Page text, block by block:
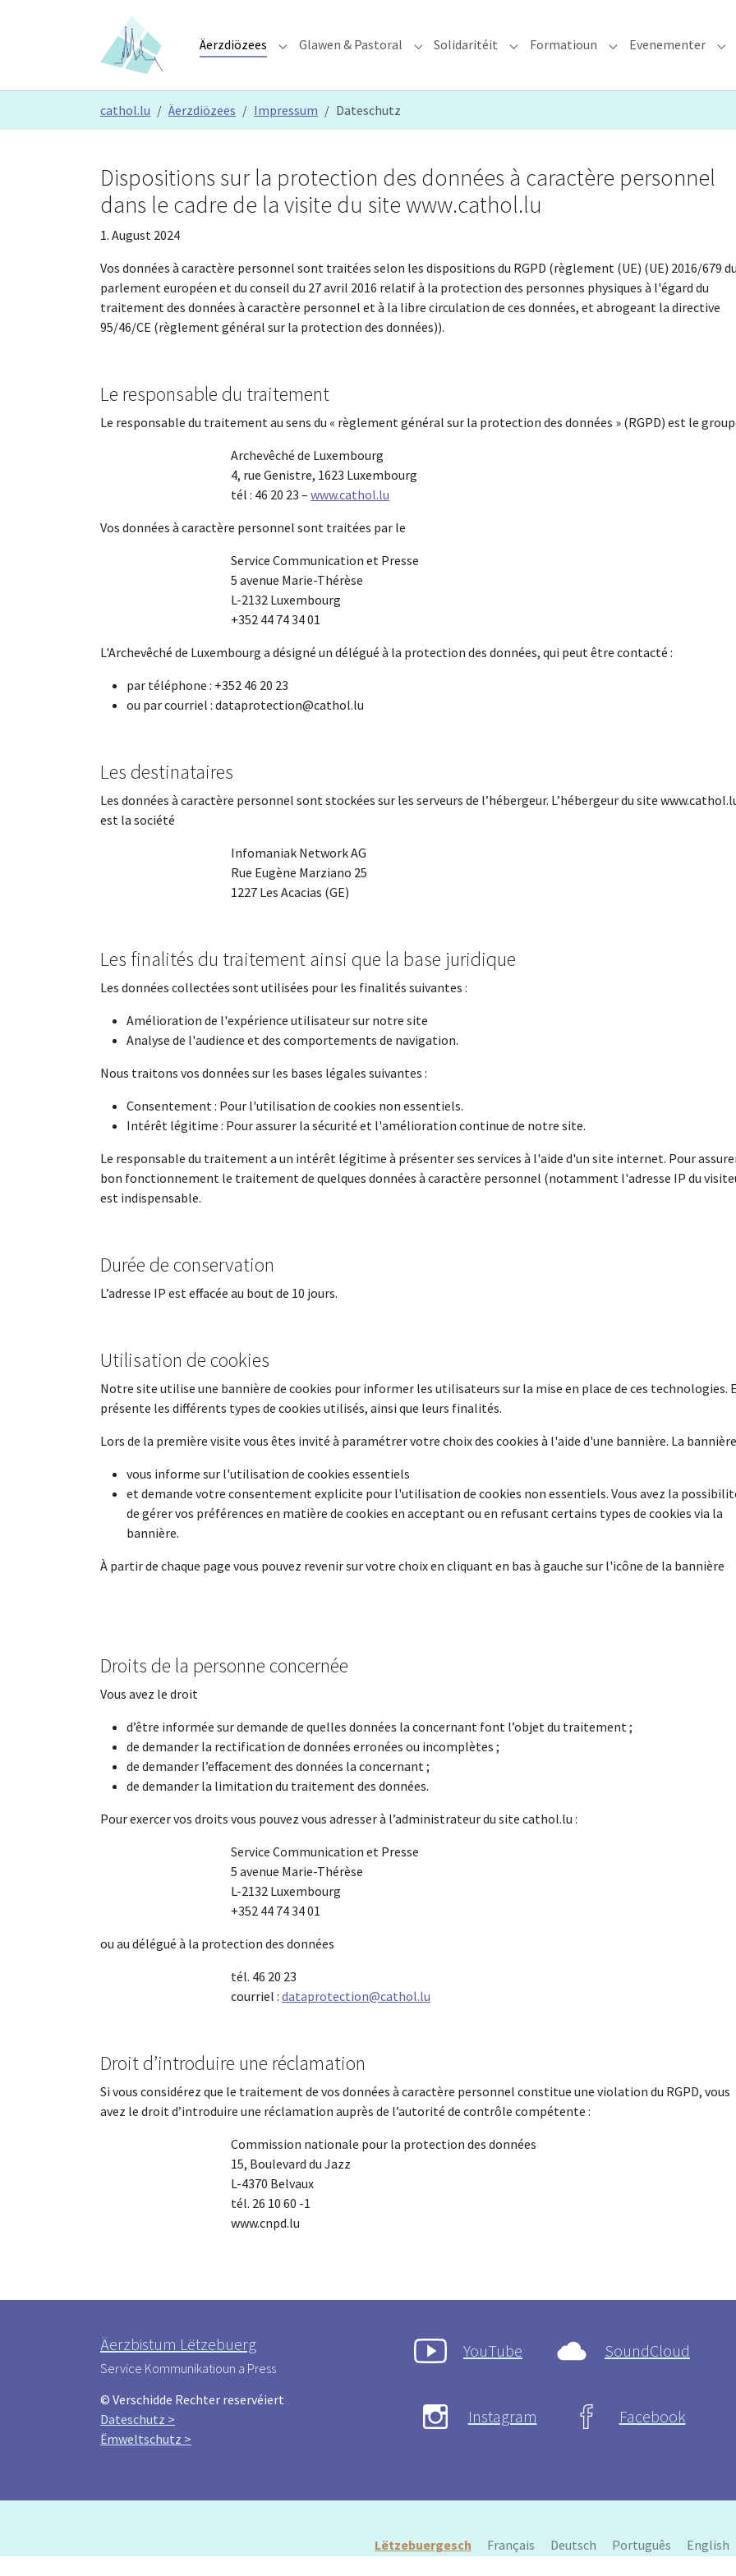
Äerzdiözees Submenu for "Äerzdiözees"
Glawen & Pastoral Submenu for "Glawen & Pastoral"
Solidaritéit Submenu for "Solidaritéit"
Formatioun Submenu for
Evenementer
cathol.lu Äerzdiözees Impressum Dateschutz
Dispositions sur la protection des données à caractère personnel
dans le cadre de la visite du site www.cathol.lu
1. August 2024
Vos données à caractère personnel sont traitées selon les dispositions du RGPD (règlement (UE) (UE) 2016/679
parlement européen et du conseil du 27 avril 2016 relatif à la protection des personnes physiques à l'égard du
traitement des données à caractère personnel et à la libre circulation de ces données, et abrogeant la directive
95/46/CE (règlement général sur la protection des données)).
Le responsable du traitement
Le responsable du traitement au sens du « règlement général sur la protection des données » (RGPD) est le
Archevêché de Luxembourg
4, rue Genistre, 1623 Luxembourg
tél : 46 20 23 – www.cathol.lu
Vos données à caractère personnel sont traitées par le
Service Communication et Presse
5 avenue Marie-Thérèse
L-2132 Luxembourg
+352 44 74 34 01
L'Archevêché de Luxembourg a désigné un délégué à la protection des données, qui peut être contacté :
par téléphone : +352 46 20 23
ou par courriel : dataprotection@cathol.lu
Les destinataires
Les données à caractère personnel sont stockées sur les serveurs de l’hébergeur. L’hébergeur du site
est la société
Infomaniak Network AG
Rue Eugène Marziano 25
1227 Les Acacias (GE)
Les finalités du traitement ainsi que la base juridique
Les données collectées sont utilisées pour les finalités suivantes :
Amélioration de l'expérience utilisateur sur notre site
Analyse de l'audience et des comportements de navigation.
Nous traitons vos données sur les bases légales suivantes :
Consentement : Pour l'utilisation de cookies non essentiels.
Intérêt légitime : Pour assurer la sécurité et l'amélioration continue de notre site.
Le responsable du traitement a un intérêt légitime à présenter ses services à l'aide d'un site internet. Pour
bon fonctionnement le traitement de quelques données à caractère personnel (notamment l'adresse IP du
est indispensable.
Durée de conservation
L’adresse IP est effacée au bout de 10 jours.
Utilisation de cookies
Notre site utilise une bannière de cookies pour informer les utilisateurs sur la mise en place de ces technologies.
présente les différents types de cookies utilisés, ainsi que leurs finalités.
Lors de la première visite vous êtes invité à paramétrer votre choix des cookies à l'aide d'une bannière. La bannière
vous informe sur l'utilisation de cookies essentiels
et demande votre consentement explicite pour l'utilisation de cookies non essentiels. Vous avez la
de gérer vos préférences en matière de cookies en acceptant ou en refusant certains types de cookies via la
bannière.
À partir de chaque page vous pouvez revenir sur votre choix en cliquant en bas à gauche sur l'icône de la bannière
Droits de la personne concernée
Vous avez le droit
d’être informée sur demande de quelles données la concernant font l’objet du traitement ;
de demander la rectification de données erronées ou incomplètes ;
de demander l’effacement des données la concernant ;
de demander la limitation du traitement des données.
Pour exercer vos droits vous pouvez vous adresser à l’administrateur du site cathol.lu :
Service Communication et Presse
5 avenue Marie-Thérèse
L-2132 Luxembourg
+352 44 74 34 01
ou au délégué à la protection des données
tél. 46 20 23
courriel : dataprotection@cathol.lu
Droit d’introduire une réclamation
Si vous considérez que le traitement de vos données à caractère personnel constitue une violation du RGPD, vous
avez le droit d’introduire une réclamation auprès de l’autorité de contrôle compétente :
Commission nationale pour la protection des données
15, Boulevard du Jazz
L-4370 Belvaux
tél. 26 10 60 -1
www.cnpd.lu
Äerzbistum Lëtzebuerg
Service Kommunikatioun a Press
© Verschidde Rechter reservéiert
Dateschutz >
Ëmweltschutz >
YouTube SoundCloud
Instagram Facebook
Lëtzebuergesch Français Deutsch Português English